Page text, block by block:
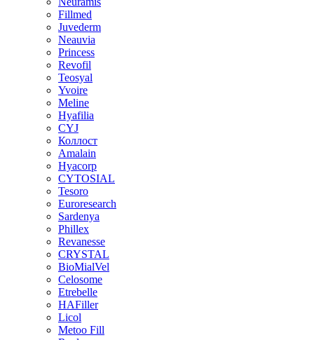
Fillmed
Juvederm
Neauvia
Princess
Revofil
Teosyal
Yvoire
Meline
Hyafilia
CYJ
Коллост
Amalain
Hyacorp
CYTOSIAL
Tesoro
Euroresearch
Sardenya
Phillex
Revanesse
CRYSTAL
BioMialVel
Celosome
Etrebelle
HAFiller
Licol
Metoo Fill